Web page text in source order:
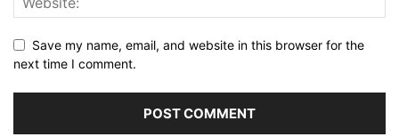
Save my name, email, and website in this browser for the
next time I comment.